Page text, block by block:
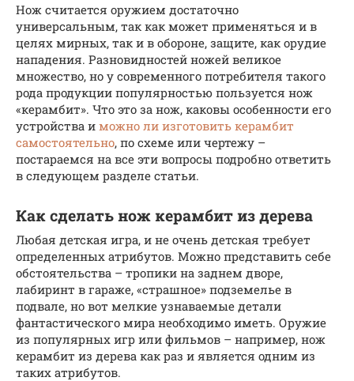
Нож считается оружием достаточно
универсальным, так как может применяться и в
целях мирных, так и в обороне, защите, как орудие
нападения. Разновидностей ножей великое
множество, но у современного потребителя такого
рода продукции популярностью пользуется нож
«керамбит». Что это за нож, каковы особенности его
устройства и можно ли изготовить керамбит
самостоятельно, по схеме или чертежу –
постараемся на все эти вопросы подробно ответить
в следующем разделе статьи.
Как сделать нож керамбит из дерева
Любая детская игра, и не очень детская требует
определенных атрибутов. Можно представить себе
обстоятельства – тропики на заднем дворе,
лабиринт в гараже, «страшное» подземелье в
подвале, но вот мелкие узнаваемые детали
фантастического мира необходимо иметь. Оружие
из популярных игр или фильмов – например, нож
керамбит из дерева как раз и является одним из
таких атрибутов.